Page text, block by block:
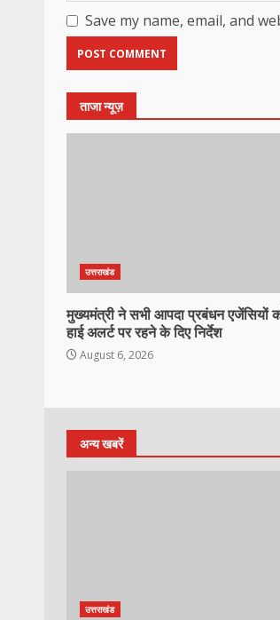
Save my name, email, and
ताजा न्यूज़
उत्तराखंड
मुख्यमंत्री ने सभी आपदा प्रबंधन एजेंसियों
हाई अलर्ट पर रहने के दिए निर्देश
August 6, 2026
अन्य खबरें
उत्तराखंड